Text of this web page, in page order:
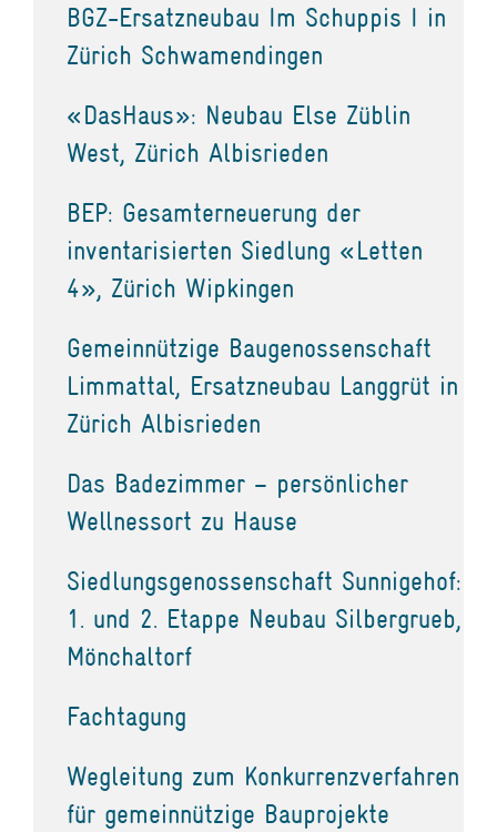
BGZ-Ersatzneubau Im Schuppis I in
Zürich Schwamendingen
«DasHaus»: Neubau Else Züblin
West, Zürich Albisrieden
BEP: Gesamterneuerung der
inventarisierten Siedlung «Letten
4», Zürich Wipkingen
Gemeinnützige Baugenossenschaft
Limmattal, Ersatzneubau Langgrüt in
Zürich Albisrieden
Das Badezimmer – persönlicher
Wellnessort zu Hause
Siedlungsgenossenschaft Sunnigehof:
1. und 2. Etappe Neubau Silbergrueb,
Mönchaltorf
Fachtagung
Wegleitung zum Konkurrenzverfahren
für gemeinnützige Bauprojekte